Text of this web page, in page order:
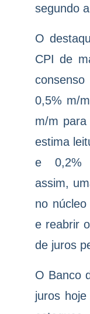
segundo
O
CPI de
consenso
0,5% m/
m/m
estima
e 0,2%
assim,
no
e reabrir
de juros
O Banco
juros